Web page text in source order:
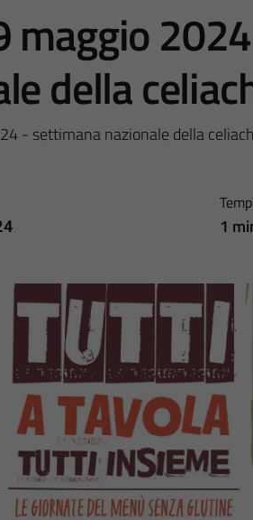
maggio
della
- settimana nazionale della
1